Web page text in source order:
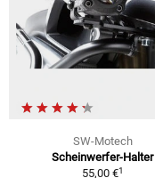
SW-Motech
Scheinwerfer-Halter
55,00 €1